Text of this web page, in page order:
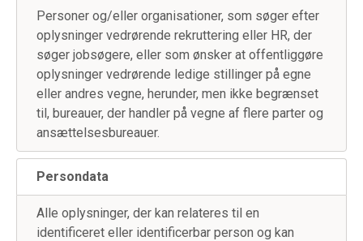
Personer og/eller organisationer, som søger efter
oplysninger vedrørende rekruttering eller HR, der
søger jobsøgere, eller som ønsker at offentliggøre
oplysninger vedrørende ledige stillinger på egne
eller andres vegne, herunder, men ikke begrænset
til, bureauer, der handler på vegne af flere parter og
ansættelsesbureauer.
Persondata
Alle oplysninger, der kan relateres til en
identificeret eller identificerbar person og kan